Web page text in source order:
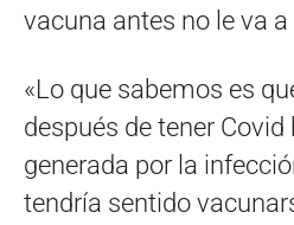
vacuna antes no le va
«Lo que sabemos es
después de tener
generada por la
tendría sentido